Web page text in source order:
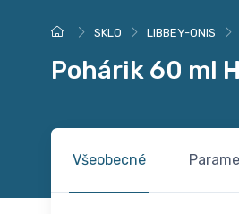
SKLO LIBBEY-ONIS
Pohárik 60 ml
Všeobecné